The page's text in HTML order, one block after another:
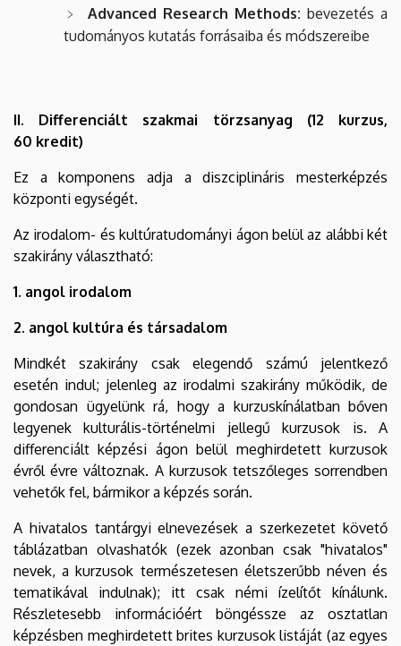
Advanced Research Methods: bevezetés a
tudományos kutatás forrásaiba és módszereibe
II. Differenciált szakmai törzsanyag (12 kurzus,
60 kredit)
Ez a komponens adja a diszciplináris mesterképzés
központi egységét.
Az irodalom- és kultúratudományi ágon belül az alábbi két
szakirány választható:
1. angol irodalom
2. angol kultúra és társadalom
Mindkét szakirány csak elegendő számú jelentkező
esetén indul; jelenleg az irodalmi szakirány működik, de
gondosan ügyelünk rá, hogy a kurzuskínálatban bőven
legyenek kulturális-történelmi jellegű kurzusok is. A
differenciált képzési ágon belül meghirdetett kurzusok
évről évre változnak. A kurzusok tetszőleges sorrendben
vehetők fel, bármikor a képzés során.
A hivatalos tantárgyi elnevezések a szerkezetet követő
táblázatban olvashatók (ezek azonban csak "hivatalos"
nevek, a kurzusok természetesen életszerűbb néven és
tematikával indulnak); itt csak némi ízelítőt kínálunk.
Részletesebb információért böngéssze az osztatlan
képzésben meghirdetett brites kurzusok listáját (az egyes